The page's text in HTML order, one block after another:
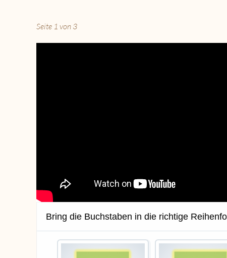
Seite 1 von 3